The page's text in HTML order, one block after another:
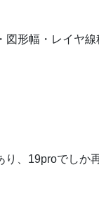
形幅・レイヤ線
、19proでしか